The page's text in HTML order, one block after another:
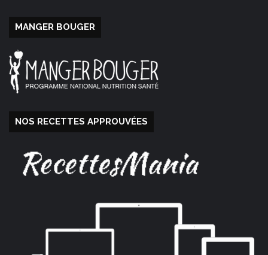
MANGER BOUGER
NOS RECETTES APPROUVÉES